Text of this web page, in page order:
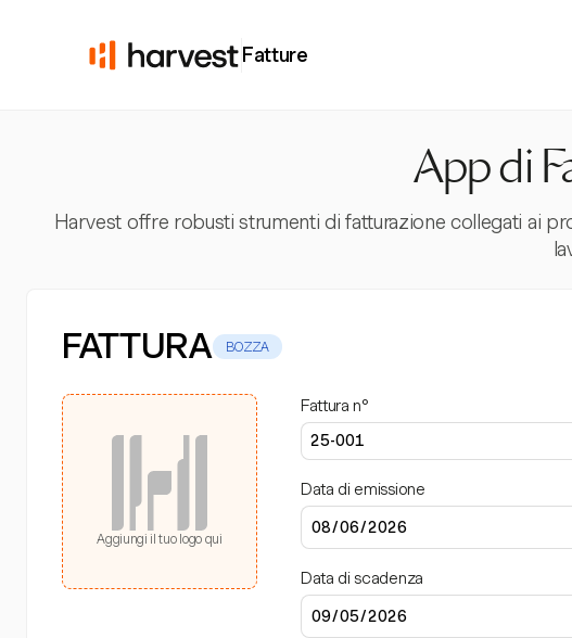
Fatture
App di
Harvest offre robusti strumenti di fatturazione collegati ai
FATTURA BOZZA
Aggiungi il tuo logo qui
Fattura n°
Data di emissione
Data di scadenza